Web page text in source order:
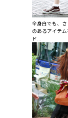
全身白でも、
のあるアイテ
ド...